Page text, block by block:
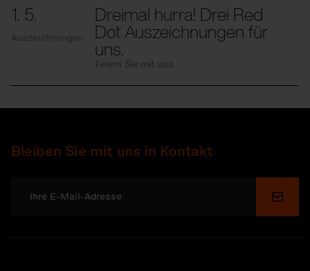
1. 5.
Auszeichnungen
Dreimal hurra! Drei Red
Dot Auszeichnungen für
uns.
Feiern Sie mit uns
Bleiben Sie mit uns in Kontakt